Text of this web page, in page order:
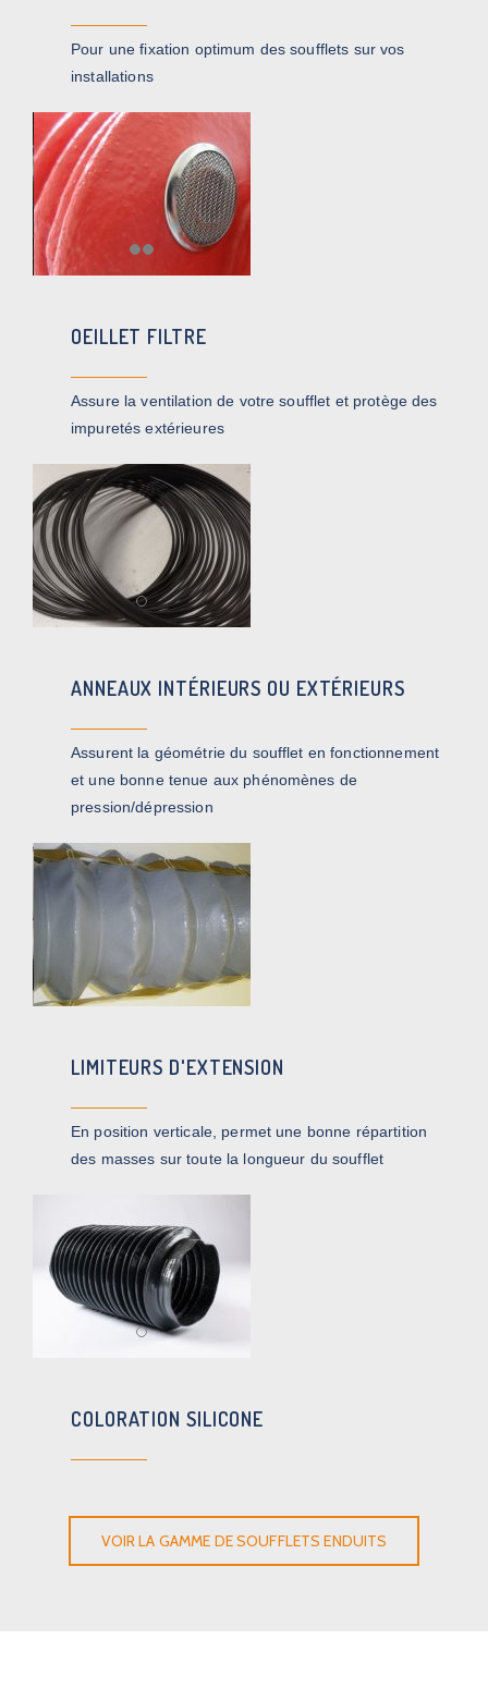
Pour une fixation optimum des soufflets sur vos
installations
OEILLET FILTRE
Assure la ventilation de votre soufflet et protège des
impuretés extérieures
ANNEAUX INTÉRIEURS OU EXTÉRIEURS
Assurent la géométrie du soufflet en fonctionnement
et une bonne tenue aux phénomènes de
pression/dépression
LIMITEURS D'EXTENSION
En position verticale, permet une bonne répartition
des masses sur toute la longueur du soufflet
COLORATION SILICONE
VOIR LA GAMME DE SOUFFLETS ENDUITS